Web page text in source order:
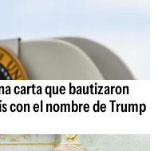
carta que bautizaron
con el nombre de Trump